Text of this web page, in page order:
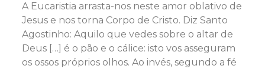
A Eucaristia arrasta-nos neste amor oblativo de
Jesus e nos torna Corpo de Cristo. Diz Santo
Agostinho: Aquilo que vedes sobre o altar de
Deus […] é o pão e o cálice: isto vos asseguram
os ossos próprios olhos. Ao invés, segundo a fé